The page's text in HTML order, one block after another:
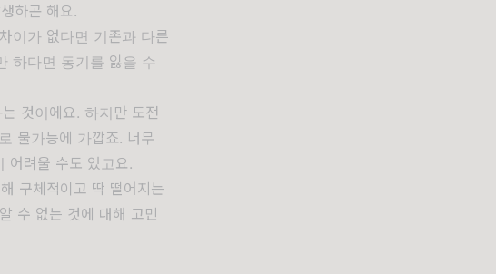
하곤 해요.
이가 없다면 기존과 다른
하다면 동기를 잃을 수
것이에요. 하지만 도전
불가능에 가깝죠. 너무
어려울 수도 있고요.
구체적이고 딱 떨어지는
수 없는 것에 대해 고민